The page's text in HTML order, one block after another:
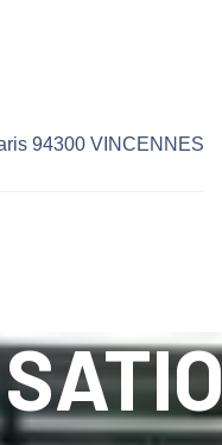
94300 VINCENNES